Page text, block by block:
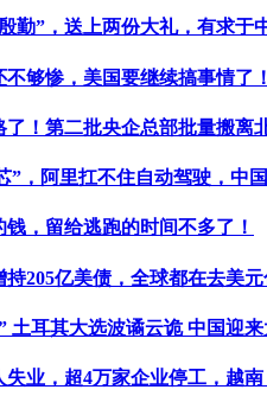
勤”，送上两份大礼，有求于
不够惨，美国要继续搞事情了！
了！第二批央企总部批量搬离
”，阿里扛不住自动驾驶，中
，留给逃跑的时间不多了！
持205亿美债，全球都在去美
土耳其大选波谲云诡 中国迎来
失业，超4万家企业停工，越南